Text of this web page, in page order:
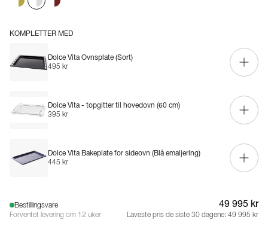
KOMPLETTER MED
Dolce Vita Ovnsplate (Sort)
495 kr
Dolce Vita - topgitter til hovedovn (60 cm)
395 kr
Dolce Vita Bakeplate for sideovn (Blå emaljering)
445 kr
Bestillingsvare
Forventet levering om 12 uker
49 995 kr
Laveste pris de siste 30 dagene: 49 995 kr